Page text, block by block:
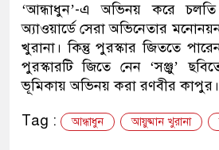
জড়িত
থানা
‘আন্ধাধুন’-এ অভিনয় করে চলতি
অ্যাওয়ার্ডে সেরা অভিনেতার
খুরানা। কিন্তু পুরস্কার জিততে
পুরস্কারটি জিতে নেন ‘সঞ্জু’
ভূমিকায় অভিনয় করা রণবীর কাপুর।
Tag :
আন্ধাধুন আয়ুষ্মান খুরানা